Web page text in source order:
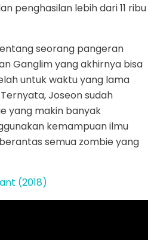
penghasilan lebih dari 11 ribu
seorang pangeran
Ganglim yang akhirnya bisa
untuk waktu yang lama
Joseon sudah
yang makin banyak
kemampuan ilmu
semua zombie yang
(2018)